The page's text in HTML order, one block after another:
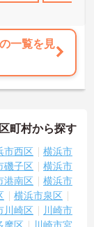
一覧を見
町村から探す
市西区
横浜市
磯子区
横浜市
港南区
横浜市
横浜市泉区
川崎区
川崎市